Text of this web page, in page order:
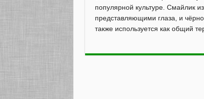
популярной культуре. Смайлик
представляющими глаза, и
также используется как общий